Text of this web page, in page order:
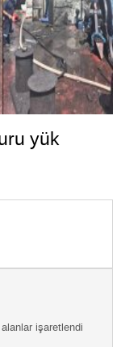
yük
işaretlendi